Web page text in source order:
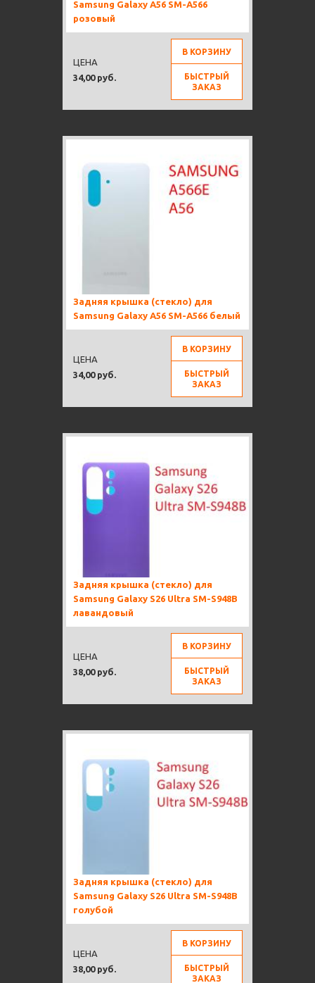
Samsung Galaxy A56 SM-A566
розовый
34,00 руб.
ЦЕНА
В КОРЗИНУ
БЫСТРЫЙ
ЗАКАЗ
Задняя крышка (стекло) для
Samsung Galaxy A56 SM-A566 белый
34,00 руб.
ЦЕНА
В КОРЗИНУ
БЫСТРЫЙ
ЗАКАЗ
Задняя крышка (стекло) для
Samsung Galaxy S26 Ultra SM-S948B
лавандовый
38,00 руб.
ЦЕНА
В КОРЗИНУ
БЫСТРЫЙ
ЗАКАЗ
Задняя крышка (стекло) для
Samsung Galaxy S26 Ultra SM-S948B
голубой
38,00 руб.
ЦЕНА
В КОРЗИНУ
БЫСТРЫЙ
ЗАКАЗ